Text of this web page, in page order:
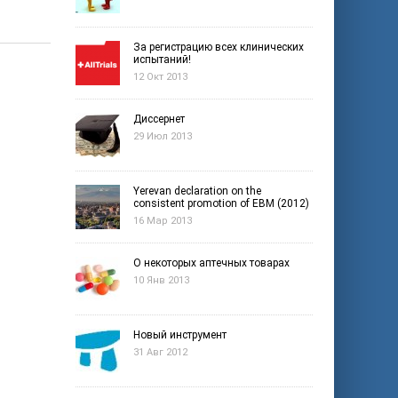
За регистрацию всех клинических
испытаний!
12 Окт 2013
Диссернет
29 Июл 2013
Yerevan declaration on the
consistent promotion of EBM (2012)
16 Мар 2013
О некоторых аптечных товарах
10 Янв 2013
Новый инструмент
31 Авг 2012